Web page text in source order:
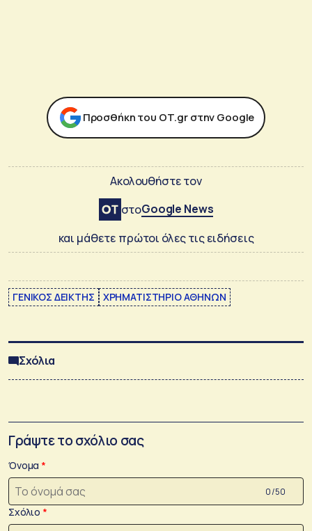
Προσθήκη του ΟΤ.gr στην Google
Ακολουθήστε τον
στοGoogle News
και μάθετε πρώτοι όλες τις ειδήσεις
ΓΕΝΙΚΟΣ ΔΕΙΚΤΗΣ ΧΡΗΜΑΤΙΣΤΗΡΙΟ ΑΘΗΝΩΝ
Σχόλια
Γράψτε το σχόλιο σας
Όνομα
0 /50
Σχόλιο